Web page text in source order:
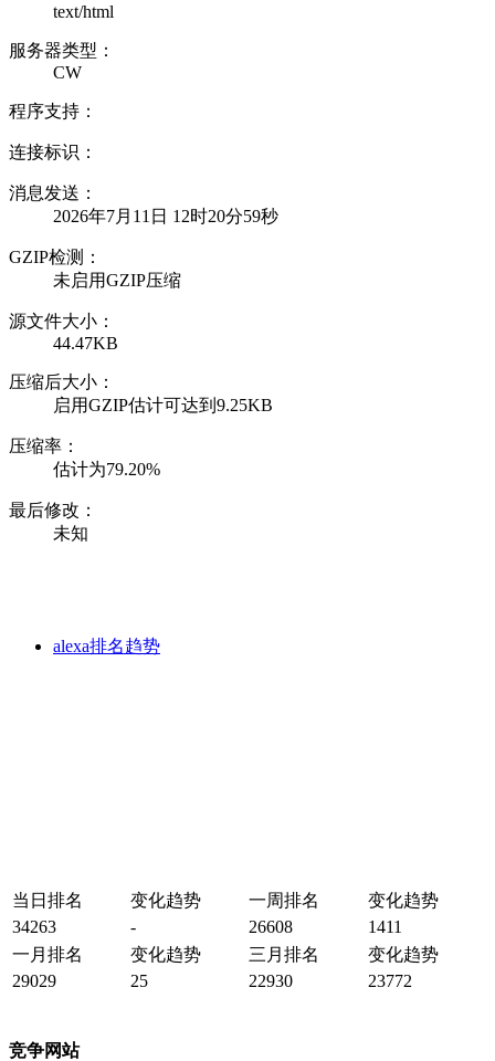
text/html
服务器类型：
CW
程序支持：
连接标识：
消息发送：
2026年7月11日 12时20分59秒
GZIP检测：
未启用GZIP压缩
源文件大小：
44.47KB
压缩后大小：
启用GZIP估计可达到9.25KB
压缩率：
估计为79.20%
最后修改：
未知
alexa排名趋势
当日排名 变化趋势 一周排名
变化趋势
34263
- 26608
1411
一月排名
变化趋势 三月排名
变化趋势
29029
25 22930 23772
竞争网站